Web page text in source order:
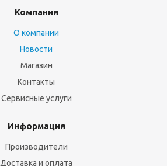
Компания
О компании
Новости
Магазин
Контакты
Сервисные услуги
Информация
Производители
Доставка и оплата